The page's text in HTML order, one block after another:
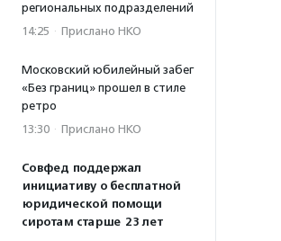
региональных подразделений
14:25 · Прислано НКО
Московский юбилейный забег
«Без границ» прошел в стиле
ретро
13:30 · Прислано НКО
Совфед поддержал
инициативу о бесплатной
юридической помощи
сиротам старше 23 лет